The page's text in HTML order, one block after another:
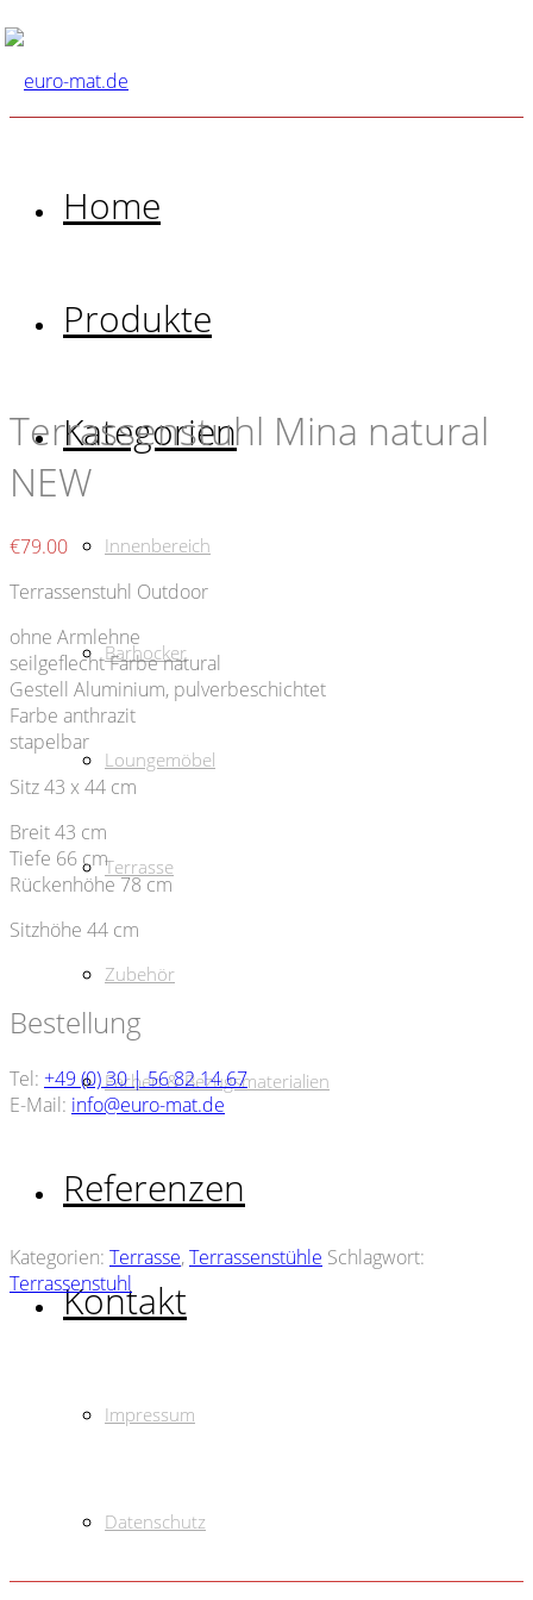
Home
Produkte
Kategorien
Innenbereich
Barhocker
Loungemöbel
Terrasse
Zubehör
Farben & Bezugsmaterialien
Referenzen
Kontakt
Impressum
Datenschutz
Terrassenstuhl Mina natural
NEW
€79.00
Terrassenstuhl Outdoor
ohne Armlehne
seilgeflecht Farbe natural
Gestell Aluminium, pulverbeschichtet
Farbe anthrazit
stapelbar
Sitz 43 x 44 cm
Breit 43 cm
Tiefe 66 cm
Rückenhöhe 78 cm
Sitzhöhe 44 cm
Bestellung
Tel: +49 (0) 30 | 56 82 14 67
E-Mail: info@euro-mat.de
Kategorien: Terrasse,Terrassenstühle Schlagwort:
Terrassenstuhl
109.00